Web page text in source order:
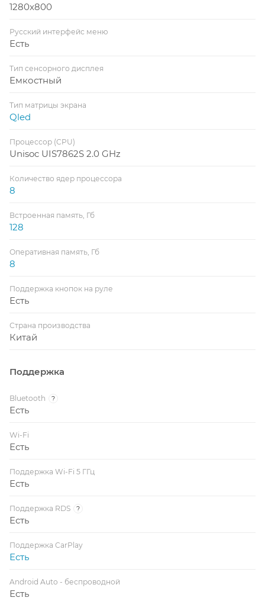
1280x800
Русский интерфейс меню
Есть
Тип сенсорного дисплея
Емкостный
Тип матрицы экрана
Qled
Процессор (CPU)
Unisoc UIS7862S 2.0 GHz
Количество ядер процессора
8
Встроенная память, Гб
128
Оперативная память, Гб
8
Поддержка кнопок на руле
Есть
Страна производства
Китай
Поддержка
Bluetooth ?
Есть
Wi-Fi
Есть
Поддержка Wi-Fi 5 ГГц
Есть
Поддержка RDS ?
Есть
Поддержка CarPlay
Есть
Android Auto - беспроводной
Есть